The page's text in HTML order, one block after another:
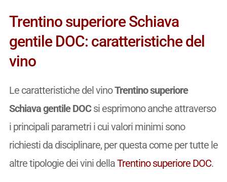
Trentino superiore Schiava
gentile DOC: caratteristiche del
vino
Le caratteristiche del vinoTrentino superiore
Schiava gentile DOCsi esprimono anche attraverso
i principali parametri i cui valori minimi sono
richiesti da disciplinare, per questa come per tutte le
altre tipologie dei vini dellaTrentino superiore DOC.